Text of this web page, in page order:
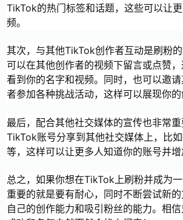
TikTok的热门标签和话题，这些可以让
频。
其次，与其他TikTok创作者互动是刷粉
可以在其他创作者的视频下留言或点赞
看到你的名字和视频。同时，也可以邀
者参加各种挑战活动，这样可以展现你的
最后，配合其他社交媒体的宣传也非常
TikTok账号分享到其他社交媒体上，比
等，这样可以让更多人知道你的账号并增
总之，如果你想在TikTok上刷粉并成为一
重要的就是要有耐心，同时不断尝试新
自己的创作能力和吸引粉丝的能力。相信